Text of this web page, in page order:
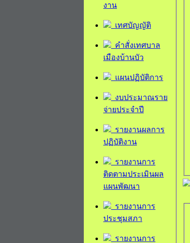
งาน
เทศบัญญัติ
คำสั่งเทศบาล
เมืองบ้านบัว
แผนปฏิบัติการ
งบประมาณราย
จ่ายประจำปี
รายงานผลการ
ปฏิบัติงาน
รายงานการ
ติดตามประเมินผล
แผนพัฒนา
รายงานการ
ประชุมสภา
รายงานการ